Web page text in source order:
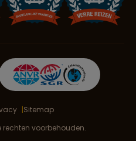
Sitemap
rechten voorbehouden.